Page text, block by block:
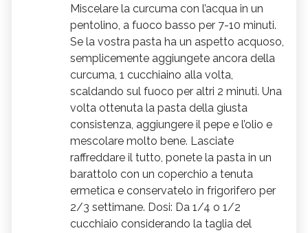
Miscelare la curcuma con l’acqua in un
pentolino, a fuoco basso per 7-10 minuti.
Se la vostra pasta ha un aspetto acquoso,
semplicemente aggiungete ancora della
curcuma, 1 cucchiaino alla volta,
scaldando sul fuoco per altri 2 minuti. Una
volta ottenuta la pasta della giusta
consistenza, aggiungere il pepe e l’olio e
mescolare molto bene. Lasciate
raffreddare il tutto, ponete la pasta in un
barattolo con un coperchio a tenuta
ermetica e conservatelo in frigorifero per
2/3 settimane. Dosi: Da 1/4 o 1/2
cucchiaio considerando la taglia del